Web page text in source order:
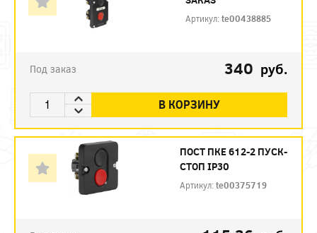
Артикул:te00438885
Под заказ 340 руб.
В КОРЗИНУ
ПОСТ ПКЕ 612-2 ПУСК-
СТОП IP30
Артикул:te00375719